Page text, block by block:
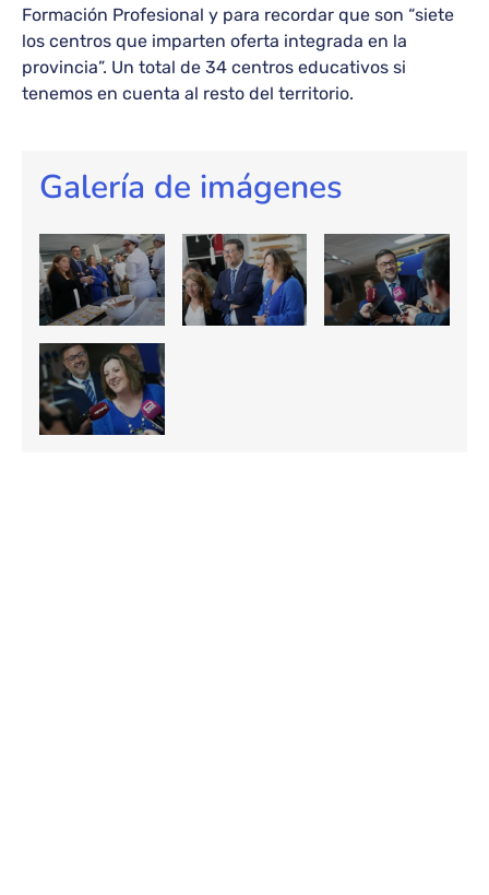
Formación Profesional y para recordar que son “siete
los centros que imparten oferta integrada en la
provincia”. Un total de 34 centros educativos si
tenemos en cuenta al resto del territorio.
Galería de imágenes